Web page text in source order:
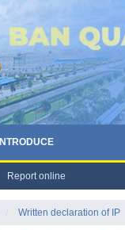
INTRODUCE
Report online
Written declaration of IP